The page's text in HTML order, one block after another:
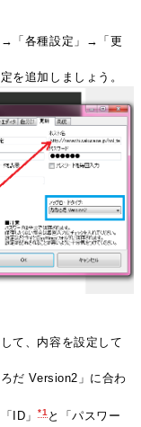
→「各種設定」→「更
を追加しましょう。
て、内容を設定して
だ Version2」に合わ
ID」
*1と「パスワー